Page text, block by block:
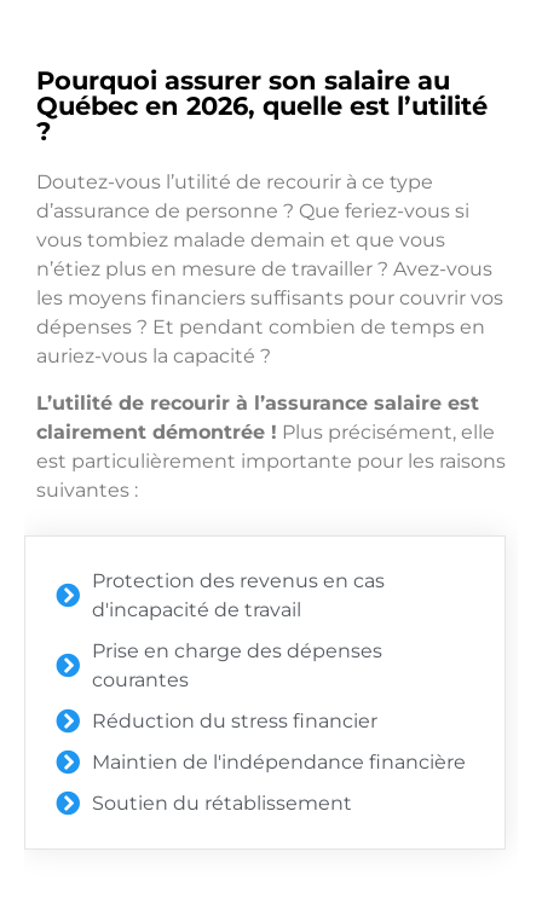
Pourquoi assurer son salaire au
Québec en 2026, quelle est l’utilité
?
Doutez-vous l’utilité de recourir à ce type
d’assurance de personne ? Que feriez-vous si
vous tombiez malade demain et que vous
n’étiez plus en mesure de travailler ? Avez-vous
les moyens financiers suffisants pour couvrir vos
dépenses ? Et pendant combien de temps en
auriez-vous la capacité ?
L’utilité de recourir à l’assurance salaire est
clairement démontrée ! Plus précisément, elle
est particulièrement importante pour les raisons
suivantes :
Protection des revenus en cas
d'incapacité de travail
Prise en charge des dépenses
courantes
Réduction du stress financier
Maintien de l'indépendance financière
Soutien du rétablissement